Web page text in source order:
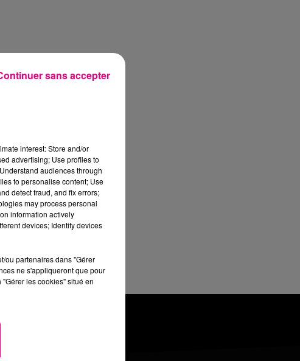
au
la
interest: Store and/or
advertising; Use profiles to
audiences through
to personalise content; Use
detect fraud, and fix errors;
may process personal
information actively
devices; Identify devices
ou partenaires dans "Gérer
ne s'appliqueront que pour
les cookies" situé en
sans accepter